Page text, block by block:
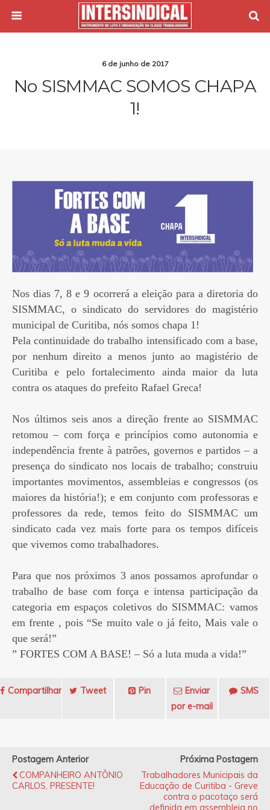
6 de junho de 2017
No SISMMAC SOMOS CHAPA
1!
Nos dias 7, 8 e 9 ocorrerá a eleição para a diretoria do
SISMMAC, o sindicato do servidores do magistério
municipal de Curitiba, nós somos chapa 1!
Pela continuidade do trabalho intensificado com a base,
por nenhum direito a menos junto ao magistério de
Curitiba e pelo fortalecimento ainda maior da luta
contra os ataques do prefeito Rafael Greca!
Nos últimos seis anos a direção frente ao SISMMAC
retomou – com força e princípios como autonomia e
independência frente à patrões, governos e partidos – a
presença do sindicato nos locais de trabalho; construiu
importantes movimentos, assembleias e congressos (os
maiores da história!); e em conjunto com professoras e
professores da rede, temos feito do SISMMAC um
sindicato cada vez mais forte para os tempos difíceis
que vivemos como trabalhadores.
Para que nos próximos 3 anos possamos aprofundar o
trabalho de base com força e intensa participação da
categoria em espaços coletivos do SISMMAC: vamos
em frente , pois “Se muito vale o já feito, Mais vale o
que será!”
” FORTES COM A BASE! – Só a luta muda a vida!”
Compartilhar Tweet Pin
Enviar
por e-mail
SMS
Postagem Anterior
COMPANHEIRO ANTÔNIO
CARLOS, PRESENTE!
Próxima Postagem
Trabalhadores Municipais da
Educação de Curitiba - Greve
contra o pacotaço será
definida em assembleia no